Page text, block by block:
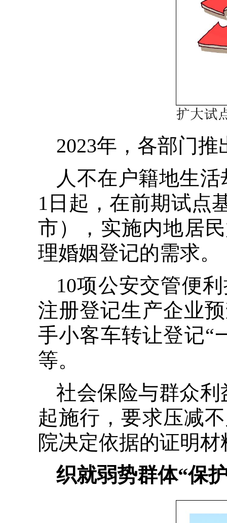
2023年，各部门
人不在户籍地生
1日起，在前期试点
市），实施内地居
理婚姻登记的需求。
10项公安交管便
注册登记生产企业
手小客车转让登记“
等。
社会保险与群众
起施行，要求压减
院决定依据的证明
织就弱势群体“保